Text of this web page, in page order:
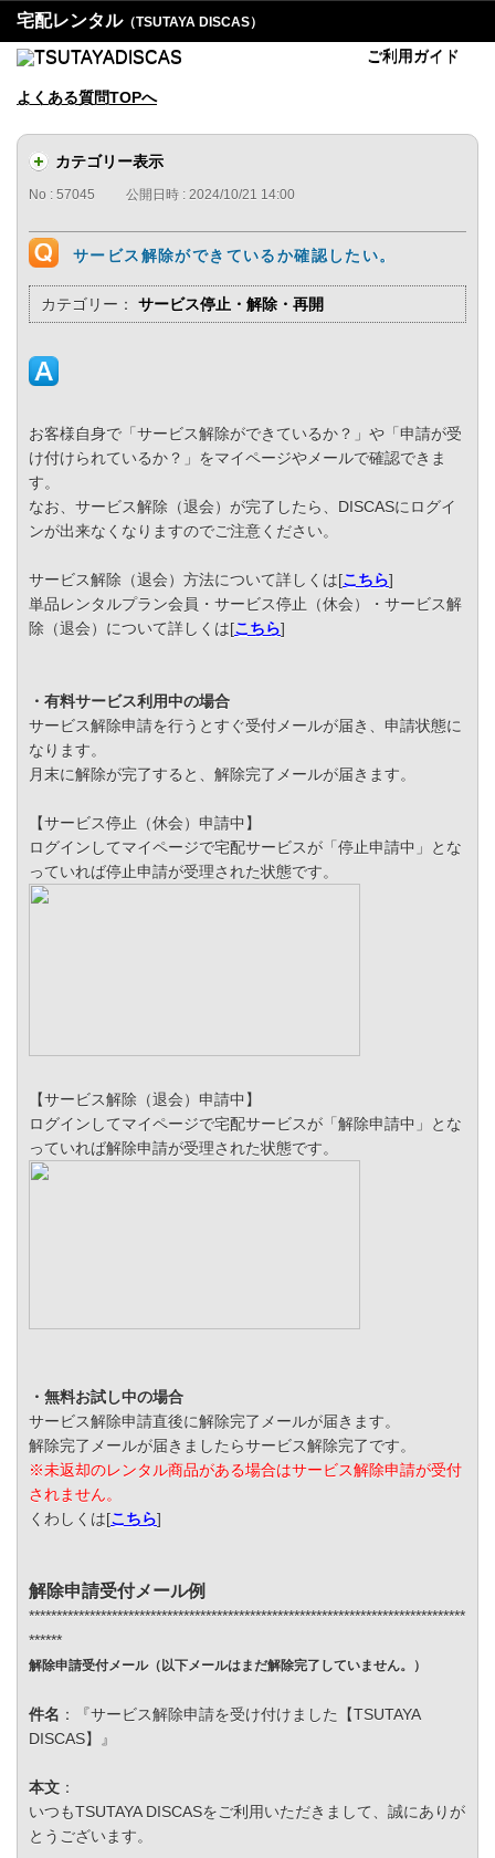
宅配レンタル（TSUTAYA DISCAS）
ご利用ガイド
よくある質問TOPへ
カテゴリー表示
No : 57045 公開日時 : 2024/10/21 14:00
サービス解除ができているか確認したい。
カテゴリー： サービス停止・解除・再開
お客様自身で「サービス解除ができているか？」や「申請が受
け付けられているか？」をマイページやメールで確認できま
す。
なお、サービス解除（退会）が完了したら、DISCASにログイ
ンが出来なくなりますのでご注意ください。
サービス解除（退会）方法について詳しくは[こちら]
単品レンタルプラン会員・サービス停止（休会）・サービス解
除（退会）について詳しくは[こちら]
・有料サービス利用中の場合
サービス解除申請を行うとすぐ受付メールが届き、申請状態に
なります。
月末に解除が完了すると、解除完了メールが届きます。
【サービス停止（休会）申請中】
ログインしてマイページで宅配サービスが「停止申請中」とな
っていれば停止申請が受理された状態です。
【サービス解除（退会）申請中】
ログインしてマイページで宅配サービスが「解除申請中」とな
っていれば解除申請が受理された状態です。
・無料お試し中の場合
サービス解除申請直後に解除完了メールが届きます。
解除完了メールが届きましたらサービス解除完了です。
※未返却のレンタル商品がある場合はサービス解除申請が受付
されません。
くわしくは[こちら]
解除申請受付メール例
*******************************************************************************
******
解除申請受付メール（以下メールはまだ解除完了していません。）
件名 ：『サービス解除申請を受け付けました【TSUTAYA
DISCAS】』
本文 ：
いつもTSUTAYA DISCASをご利用いただきまして、誠にありが
とうございます。